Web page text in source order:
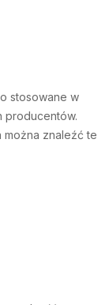
stosowane w
producentów.
można znaleźć te